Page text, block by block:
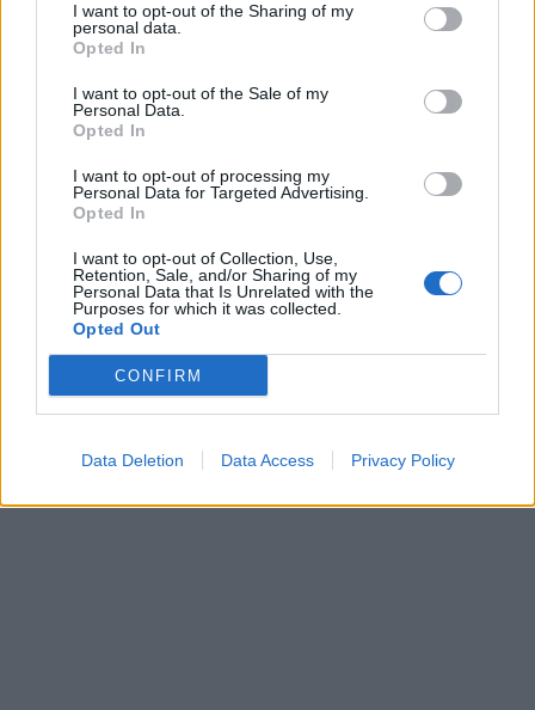
I want to opt-out of the Sharing of my
personal data.
Opted In
I want to opt-out of the Sale of my
Personal Data.
Opted In
I want to opt-out of processing my
Personal Data for Targeted Advertising.
Opted In
I want to opt-out of Collection, Use,
Retention, Sale, and/or Sharing of my
Personal Data that Is Unrelated with the
Purposes for which it was collected.
Opted Out
CONFIRM
Data Deletion Data Access Privacy Policy